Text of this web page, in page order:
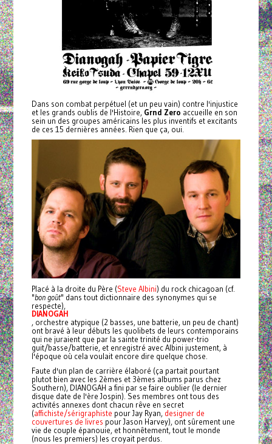
Dans son combat perpétuel (et un peu vain) contre l'injustice
et les grands oublis de l'Histoire, Grnd Zero accueille en son
sein un des groupes américains les plus inventifs et excitants
de ces 15 dernières années. Rien que ça, oui.
Placé à la droite du Père (Steve Albini) du rock chicagoan (cf.
"bon goût" dans tout dictionnaire des synonymes qui se
respecte),
DIANOGAH
, orchestre atypique (2 basses, une batterie, un peu de chant)
ont bravé à leur débuts les quolibets de leurs contemporains
qui ne juraient que par la sainte trinité du power-trio
guit/basse/batterie, et enregistré avec Albini justement, à
l'époque où cela voulait encore dire quelque chose.
Faute d'un plan de carrière élaboré (ça partait pourtant
plutot bien avec les 2èmes et 3èmes albums parus chez
Southern), DIANOGAH a fini par se faire oublier (le dernier
disque date de l'ère Jospin). Ses membres ont tous des
activités annexes dont chacun rêve en secret
(affichiste/sérigraphiste pour Jay Ryan, designer de
couvertures de livres pour Jason Harvey), ont sûrement une
vie de couple épanouie, et honnêtement, tout le monde
(nous les premiers) les croyait perdus.